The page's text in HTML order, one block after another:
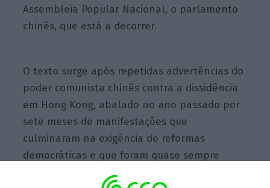
Assembleia Popular Nacional, o parlamento
chinês, que está a decorrer.
O texto surge após repetidas advertências do
poder comunista chinês contra a dissidência
em Hong Kong, abalado no ano passado por
sete meses de manifestações que
culminaram na exigência de reformas
democráticas e que foram quase sempre
marcadas por confrontos com a polícia.